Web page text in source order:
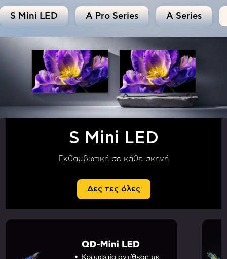
S Mini LED A Pro Series A Series
S Mini LED
Εκθαμβωτική σε κάθε σκηνή
Δες τες όλες